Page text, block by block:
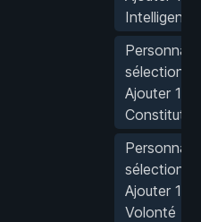
Intelligence
Ajouter 1
Ajouter 1
Volonté